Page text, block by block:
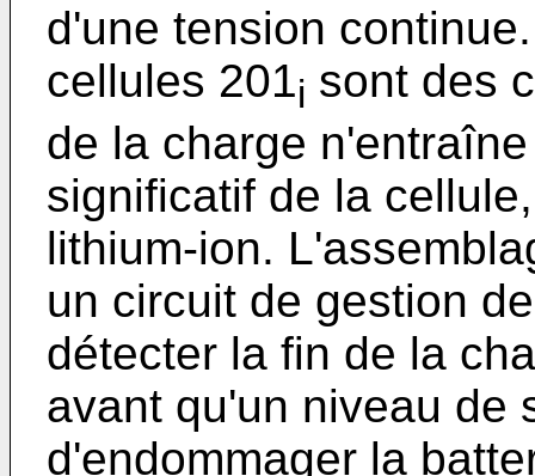
d'une tension
cellules 201i sont des
de la charge
significatif de la
lithium-ion.
un circuit de gestion
détecter la fin de la
avant qu'un niveau de
d'endommager la